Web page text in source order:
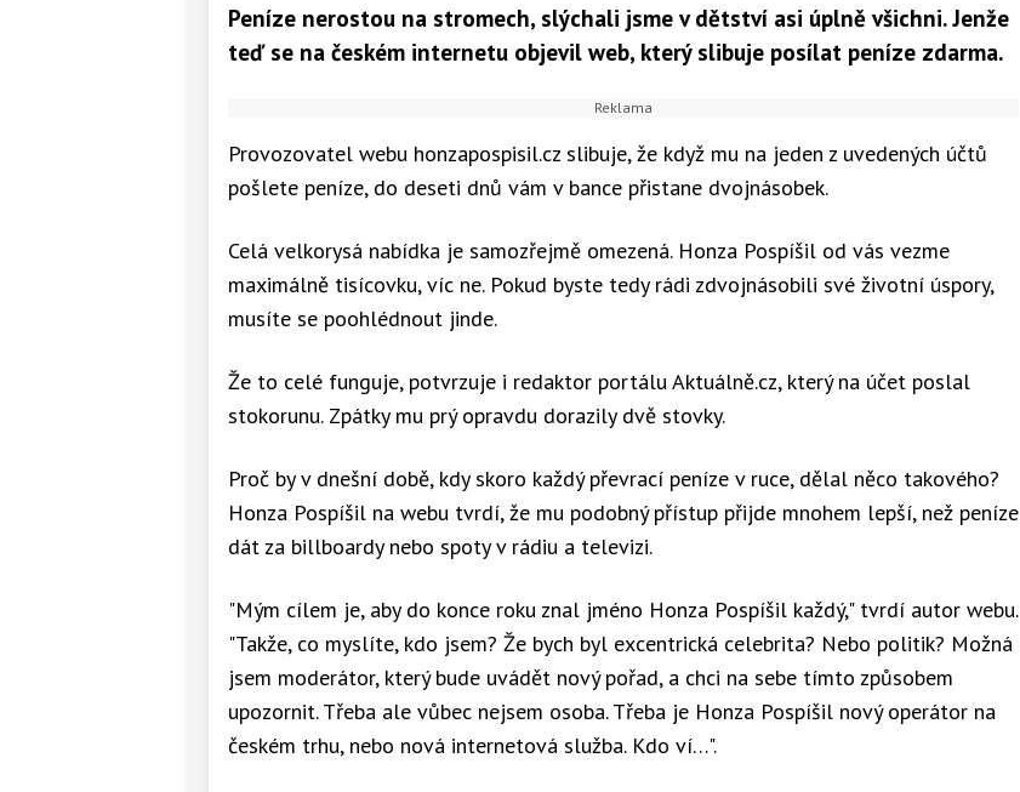
Peníze nerostou na stromech, slýchali jsme v dětství asi úplně všichni. Jenže
teď se na českém internetu objevil web, který slibuje posílat peníze zdarma.
Provozovatel webu honzapospisil.cz slibuje, že když mu na jeden z uvedených účtů
pošlete peníze, do deseti dnů vám v bance přistane dvojnásobek.
Celá velkorysá nabídka je samozřejmě omezená. Honza Pospíšil od vás vezme
maximálně tisícovku, víc ne. Pokud byste tedy rádi zdvojnásobili své životní úspory,
musíte se poohlédnout jinde.
Že to celé funguje, potvrzuje i redaktor portálu Aktuálně.cz, který na účet poslal
stokorunu. Zpátky mu prý opravdu dorazily dvě stovky.
Proč by v dnešní době, kdy skoro každý převrací peníze v ruce, dělal něco takového?
Honza Pospíšil na webu tvrdí, že mu podobný přístup přijde mnohem lepší, než peníze
dát za billboardy nebo spoty v rádiu a televizi.
"Mým cílem je, aby do konce roku znal jméno Honza Pospíšil každý," tvrdí autor webu.
"Takže, co myslíte, kdo jsem? Že bych byl excentrická celebrita? Nebo politik? Možná
jsem moderátor, který bude uvádět nový pořad, a chci na sebe tímto způsobem
upozornit. Třeba ale vůbec nejsem osoba. Třeba je Honza Pospíšil nový operátor na
českém trhu, nebo nová internetová služba. Kdo ví…".